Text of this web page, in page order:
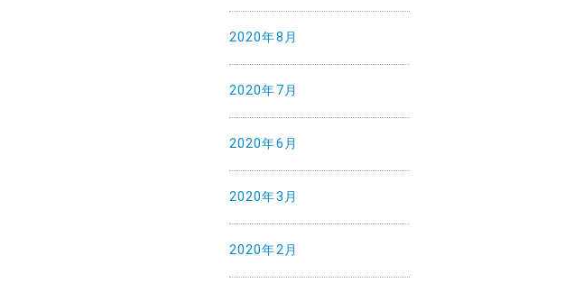
2020年8月
2020年7月
2020年6月
2020年3月
2020年2月